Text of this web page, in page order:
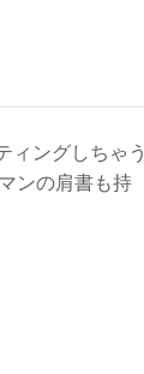
ィングしちゃう
ンの肩書も持